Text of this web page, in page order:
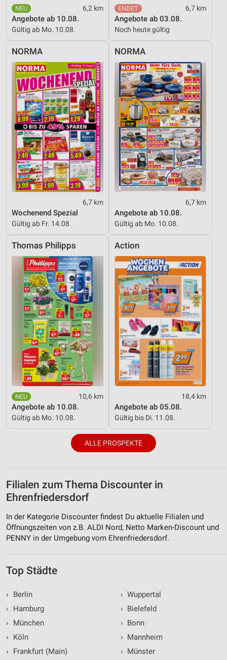
6,2 km
Angebote ab 10.08.
Gültig ab Mo. 10.08.
6,7 km
Angebote ab 03.08.
Noch heute gültig
NORMA
6,7 km
Wochenend Spezial
Gültig ab Fr. 14.08.
NORMA
6,7 km
Angebote ab 10.08.
Gültig ab Mo. 10.08.
Thomas Philipps
10,6 km
Angebote ab 10.08.
Gültig ab Mo. 10.08.
Action
18,4 km
Angebote ab 05.08.
Gültig bis Di. 11.08.
ALLE PROSPEKTE
Filialen zum Thema Discounter in
Ehrenfriedersdorf
In der Kategorie Discounter findest Du aktuelle Filialen und
Öffnungszeiten von z.B. ALDI Nord, Netto Marken-Discount und
PENNY in der Umgebung vom Ehrenfriedersdorf.
Top Städte
›
Berlin
›
Hamburg
›
München
›
Köln
›
Frankfurt (Main)
› Wuppertal
› Bielefeld
› Bonn
› Mannheim
› Münster